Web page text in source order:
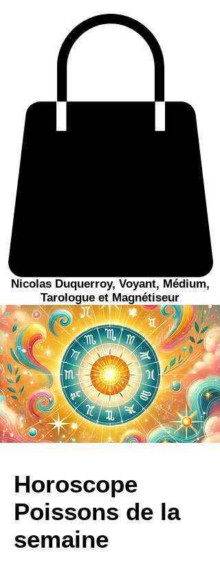
Nicolas Duquerroy, Voyant, Médium,
Tarologue et Magnétiseur
Horoscope
Poissons de la
semaine